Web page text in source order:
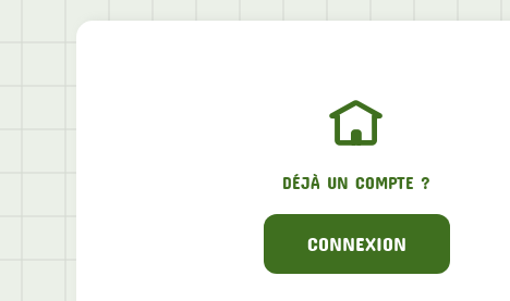
DÉJÀ UN COMPTE ?
CONNEXION